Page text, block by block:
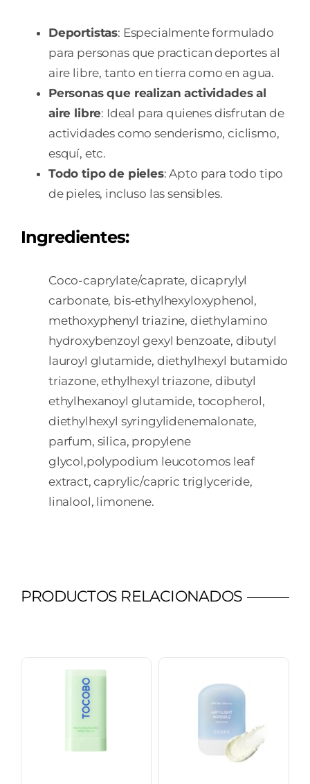
Deportistas: Especialmente formulado
para personas que practican deportes al
aire libre, tanto en tierra como en agua.
Personas que realizan actividades al
aire libre: Ideal para quienes disfrutan de
actividades como senderismo, ciclismo,
esquí, etc.
Todo tipo de pieles: Apto para todo tipo
de pieles, incluso las sensibles.
Ingredientes:
Coco-caprylate/caprate, dicaprylyl
carbonate, bis-ethylhexyloxyphenol,
methoxyphenyl triazine, diethylamino
hydroxybenzoyl gexyl benzoate, dibutyl
lauroyl glutamide, diethylhexyl butamido
triazone, ethylhexyl triazone, dibutyl
ethylhexanoyl glutamide, tocopherol,
diethylhexyl syringylidenemalonate,
parfum, silica, propylene
glycol,polypodium leucotomos leaf
extract, caprylic/capric triglyceride,
linalool, limonene.
PRODUCTOS RELACIONADOS